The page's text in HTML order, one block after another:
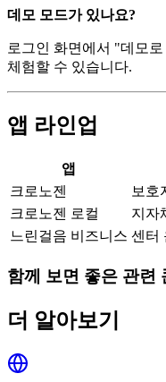
데모 모드가 있나요?
로그인 화면에서 "데모
체험할 수 있습니다.
앱 라인업
앱
크로노젠
보호
크로노젠 로컬
지자
느린걸음 비즈니스 센터
함께 보면 좋은 관련
더 알아보기